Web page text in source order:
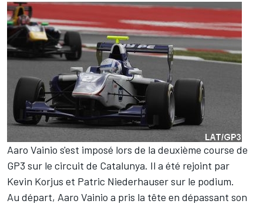
Aaro Vainio s'est imposé lors de la deuxième course de
GP3 sur le circuit de Catalunya. Il a été rejoint par
Kevin Korjus et Patric Niederhauser sur le podium.
Au départ, Aaro Vainio a pris la tête en dépassant son